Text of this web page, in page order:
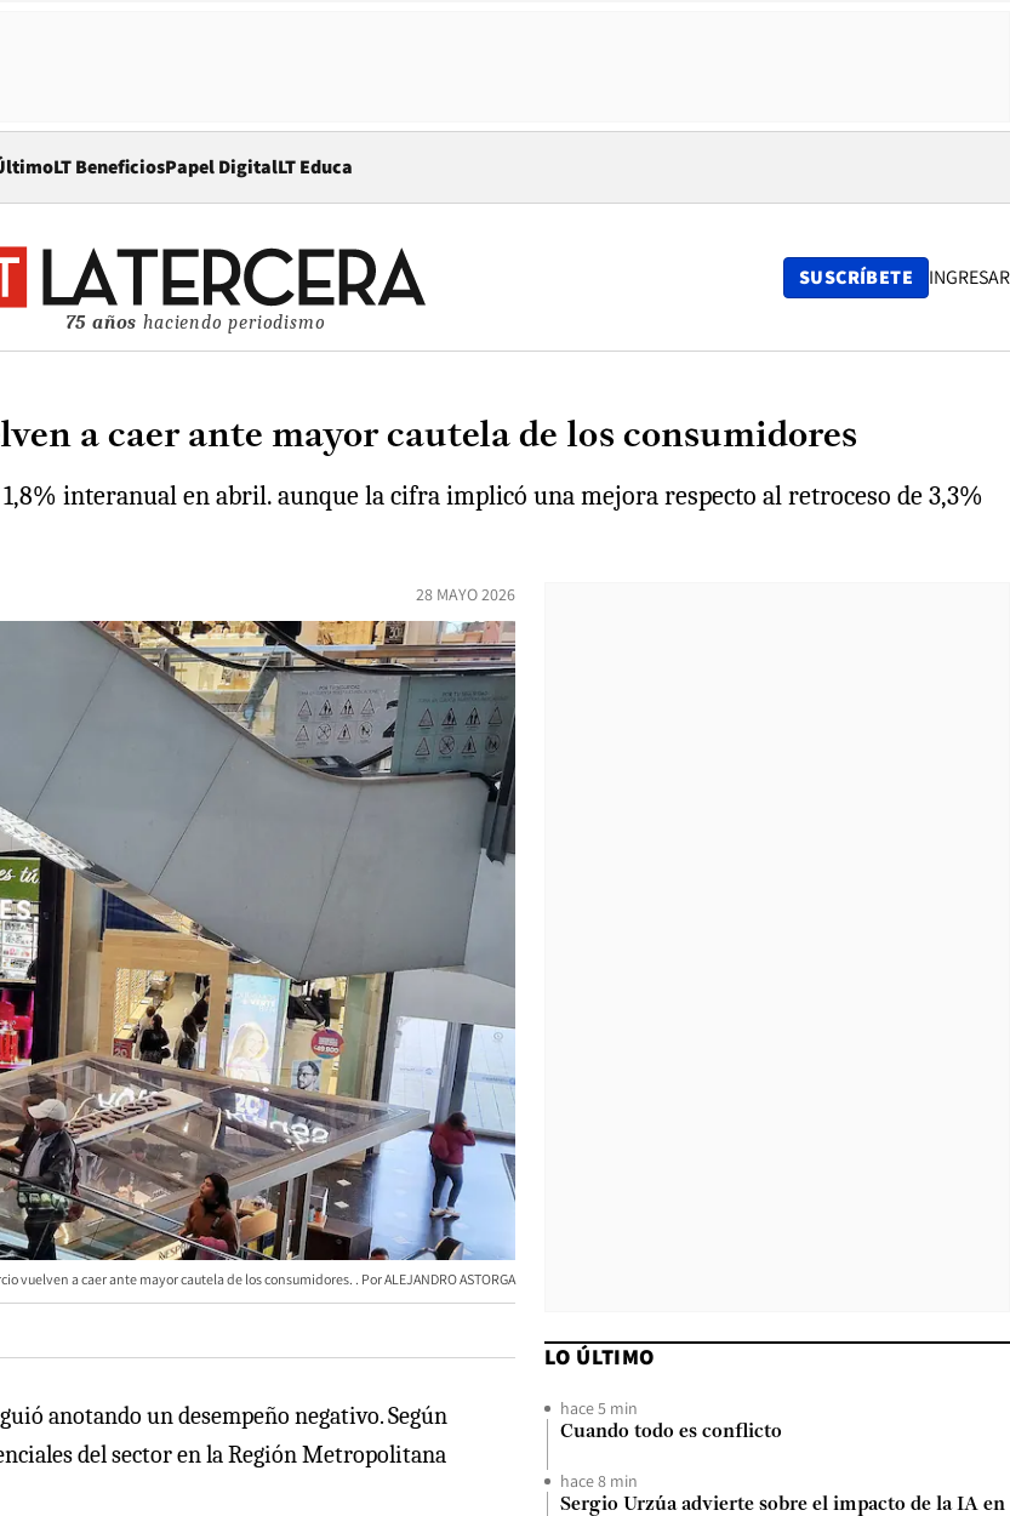
LT BeneficiosPapel DigitalOpens in new window
LT Educa
75 años haciendo periodismo
SUSCRÍBETE INGRESAR
a caer ante mayor cautela de los consumidores
interanual en abril. aunque la cifra implicó una mejora respecto al retroceso de 3,3%
28 MAYO 2026
vuelven a caer ante mayor cautela de los consumidores. ALEJANDRO ASTORGA
anotando un desempeño negativo. Según
del sector en la Región Metropolitana
LO ÚLTIMO
hace 5 min
Cuando todo es conflicto
hace 8 min
Sergio Urzúa advierte sobre el impacto de la IA en